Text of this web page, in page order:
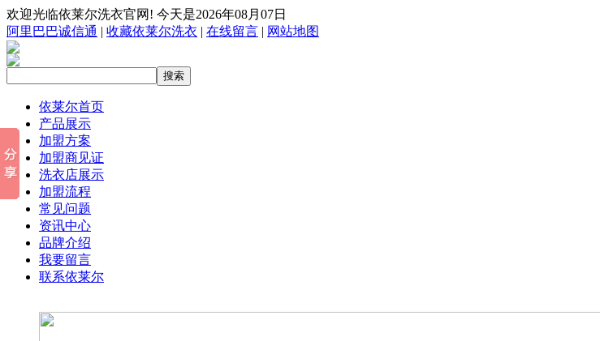
欢迎光临依莱尔洗衣官网! 今天是2026年08月07日
阿里巴巴诚信通 | 收藏依莱尔洗衣 | 在线留言 | 网站地图
依莱尔首页
产品展示
加盟方案
加盟商见证
洗衣店展示
加盟流程
常见问题
资讯中心
品牌介绍
我要留言
联系依莱尔